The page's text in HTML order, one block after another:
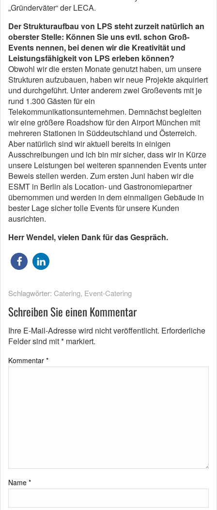
„Gründerväter“ der LECA.
Der Strukturaufbau von LPS steht zurzeit natürlich an
oberster Stelle: Können Sie uns evtl. schon Groß-
Events nennen, bei denen wir die Kreativität und
Leistungsfähigkeit von LPS erleben können?
Obwohl wir die ersten Monate genutzt haben, um unsere
Strukturen aufzubauen, haben wir neue Projekte akquiriert
und durchgeführt. Unter anderem zwei Großevents mit je
rund 1.300 Gästen für ein
Telekommunikationsunternehmen. Demnächst begleiten
wir eine größere Roadshow für den Airport München mit
mehreren Stationen in Süddeutschland und Österreich.
Aber natürlich sind wir aktuell bereits in einigen
Ausschreibungen und ich bin mir sicher, dass wir in Kürze
unsere Leistungen bei weiteren spannenden Events unter
Beweis stellen werden. Zum ersten Juni haben wir die
ESMT in Berlin als Location- und Gastronomiepartner
übernommen und werden in dem einmaligen Gebäude in
bester Lage sicher tolle Events für unsere Kunden
ausrichten.
Herr Wendel, vielen Dank für das Gespräch.
Schlagwörter: Catering, Event-Catering
Schreiben Sie einen Kommentar
Ihre E-Mail-Adresse wird nicht veröffentlicht. Erforderliche
Felder sind mit* markiert.
Kommentar *
Name *